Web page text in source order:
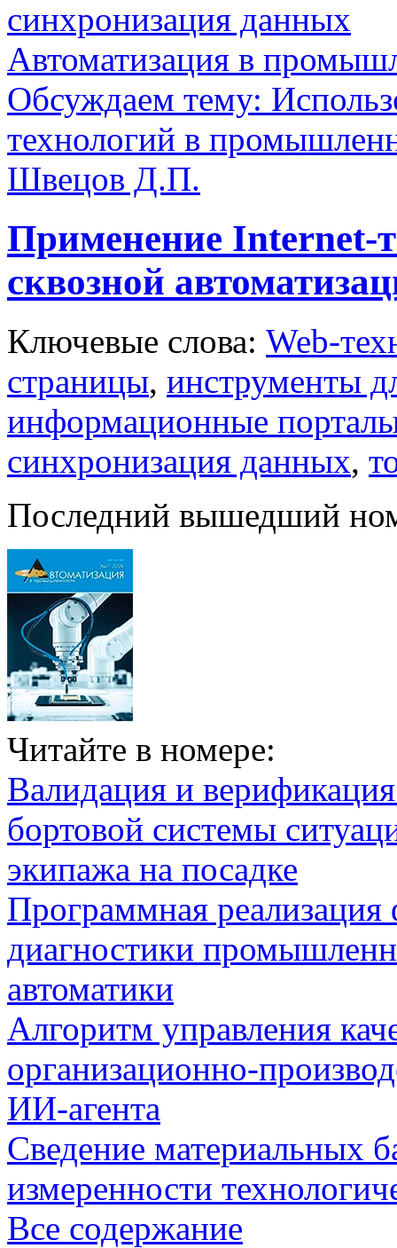
синхронизация данных
Автоматизация в
Обсуждаем тему:
технологий в
Швецов Д.П.
Применение Internet-
сквозной
Ключевые слова: Web-
страницы, инструменты
информационные
синхронизация данных,
Последний вышедший
Читайте в номере:
Валидация и
бортовой системы
экипажа на посадке
Программная
диагностики
автоматики
Алгоритм управления
организационно-
ИИ-агента
Сведение материальных
измеренности
Все содержание